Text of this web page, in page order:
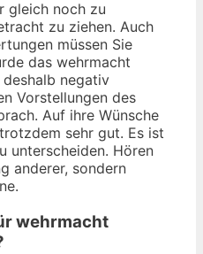
gleich noch zu
zu ziehen. Auch
müssen Sie
das wehrmacht
negativ
Vorstellungen des
Auf ihre Wünsche
sehr gut. Es ist
unterscheiden. Hören
anderer, sondern
wehrmacht